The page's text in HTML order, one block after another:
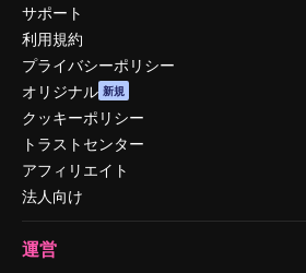
サポート
利用規約
プライバシーポリシー
オリジナル 新規
クッキーポリシー
トラストセンター
アフィリエイト
法人向け
運営